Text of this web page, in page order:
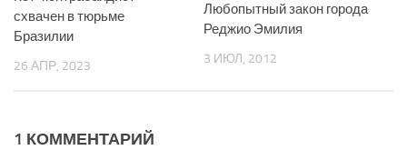
схвачен в тюрьме
Бразилии
26 АПР, 2023
Любопытный закон города
Реджио Эмилия
3 ИЮЛ, 2012
1 КОММЕНТАРИЙ